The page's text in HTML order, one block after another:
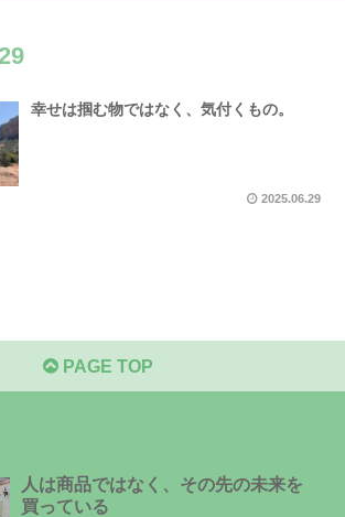
幸せは掴む物ではなく、気付くもの。
2025.06.29
PAGE TOP
人は商品ではなく、その先の未来を
買っている